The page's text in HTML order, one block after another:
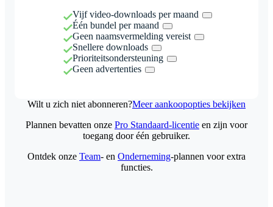
Vijf video-downloads per maand
Één bundel per maand
Geen naamsvermelding vereist
Snellere downloads
Prioriteitsondersteuning
Geen advertenties
Wilt u zich niet abonneren?Meer aankoopopties bekijken
Plannen bevatten onze Pro Standaard-licentie en zijn voor
toegang door één gebruiker.
Ontdek onze Team- en Onderneming-plannen voor extra
functies.